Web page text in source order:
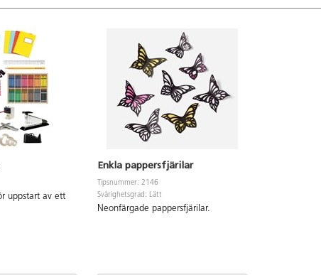
uppstart av ett
Enkla pappersfjärilar
Tipsnummer: 2146
Svårighetsgrad: Lätt
Neonfärgade pappersfjärilar.